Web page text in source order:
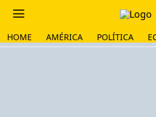
HOME AMÉRICA POLÍTICA